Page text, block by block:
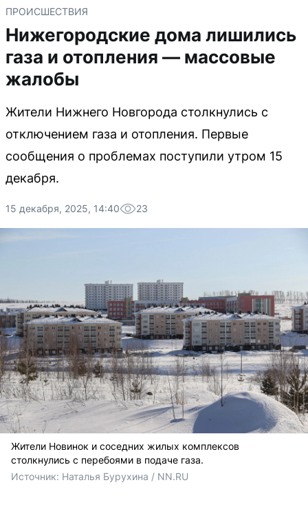
ПРОИСШЕСТВИЯ
Нижегородские дома лишились
газа и отопления — массовые
жалобы
Жители Нижнего Новгорода столкнулись с
отключением газа и отопления. Первые
сообщения о проблемах поступили утром 15
декабря.
15 декабря, 2025, 14:40 23
Жители Новинок и соседних жилых комплексов
столкнулись с перебоями в подаче газа.
Источник: Наталья Бурухина / NN.RU